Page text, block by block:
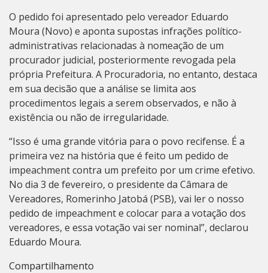
O pedido foi apresentado pelo vereador Eduardo
Moura (Novo) e aponta supostas infrações político-
administrativas relacionadas à nomeação de um
procurador judicial, posteriormente revogada pela
própria Prefeitura. A Procuradoria, no entanto, destaca
em sua decisão que a análise se limita aos
procedimentos legais a serem observados, e não à
existência ou não de irregularidade.
“Isso é uma grande vitória para o povo recifense. É a
primeira vez na história que é feito um pedido de
impeachment contra um prefeito por um crime efetivo.
No dia 3 de fevereiro, o presidente da Câmara de
Vereadores, Romerinho Jatobá (PSB), vai ler o nosso
pedido de impeachment e colocar para a votação dos
vereadores, e essa votação vai ser nominal”, declarou
Eduardo Moura.
Compartilhamento